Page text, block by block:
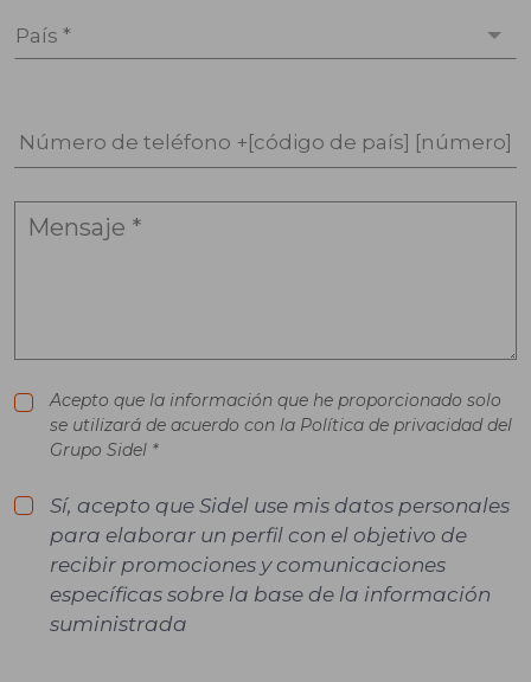
País *
Número de teléfono +[código de país] [número]
Acepto que la información que he proporcionado solo
se utilizará de acuerdo con la Política de privacidad del
Grupo Sidel *
Sí, acepto que Sidel use mis datos personales
para elaborar un perfil con el objetivo de
recibir promociones y comunicaciones
específicas sobre la base de la información
suministrada